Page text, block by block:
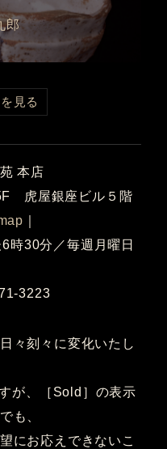
郎
見る
本店
虎屋銀座ビル５階
時30分／毎週月曜日
3223
々刻々に変化いたし
が、［Sold］の表示
も、
にお応えできないこ